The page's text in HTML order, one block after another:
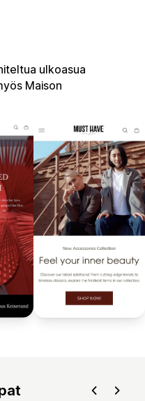
ulkoasua
Maison